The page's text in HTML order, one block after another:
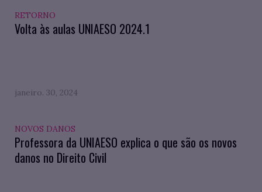
RETORNO
Volta às aulas UNIAESO 2024.1
janeiro. 30, 2024
NOVOS DANOS
Professora da UNIAESO explica o que são os novos
danos no Direito Civil